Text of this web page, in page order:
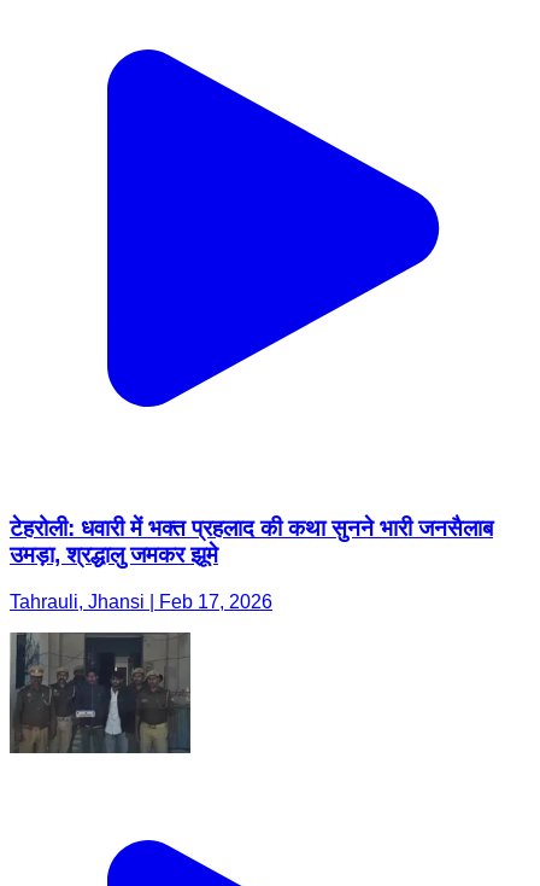
टेहरोली: धवारी में भक्त प्रहलाद की कथा सुनने भारी जनसैलाब
उमड़ा, श्रद्धालु जमकर झूमे
Tahrauli, Jhansi | Feb 17, 2026